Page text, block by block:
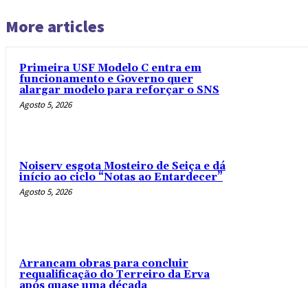
More articles
Primeira USF Modelo C entra em
funcionamento e Governo quer
alargar modelo para reforçar o SNS
Agosto 5, 2026
Noiserv esgota Mosteiro de Seiça e dá
início ao ciclo “Notas ao Entardecer”
Agosto 5, 2026
Arrancam obras para concluir
requalificação do Terreiro da Erva